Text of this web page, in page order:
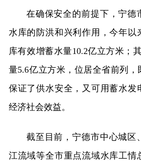
在确保安全的前提下，宁德
水库的防洪和兴利作用，今年以
库有效增蓄水量10.2亿立方米；
量5.6亿立方米，位居全省前列，
保证了供水安全，又可用蓄水发
经济社会效益。
截至目前，宁德市中心城区
江流域等全市重点流域水库工情